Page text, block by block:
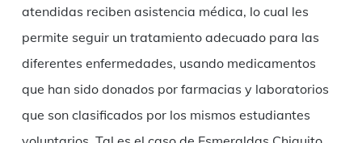
atendidas reciben asistencia médica, lo cual les
permite seguir un tratamiento adecuado para las
diferentes enfermedades, usando medicamentos
que han sido donados por farmacias y laboratorios
que son clasificados por los mismos estudiantes